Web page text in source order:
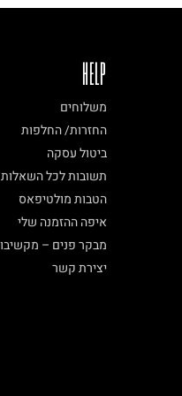
HELP
משלוחים
החזרות/ החלפות
ביטול עסקה
תשובות לכל השאלות
הטבות מולטיפאס
איפה ההזמנה שלי
מבקר פנים –
יצירת קשר